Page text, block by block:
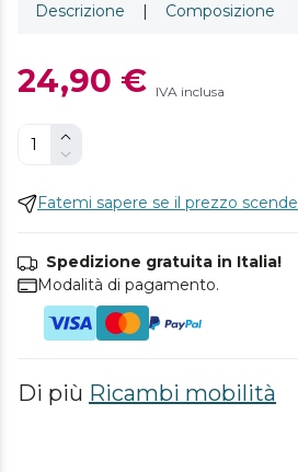
Descrizione | Composizione
24,90 € IVA inclusa
Fatemi sapere se il prezzo scende
Spedizione gratuita in Italia!
Modalità di pagamento.
Di più Ricambi mobilità